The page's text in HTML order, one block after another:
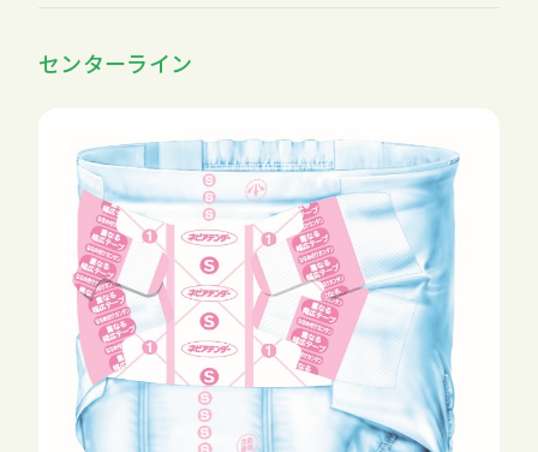
センターライン